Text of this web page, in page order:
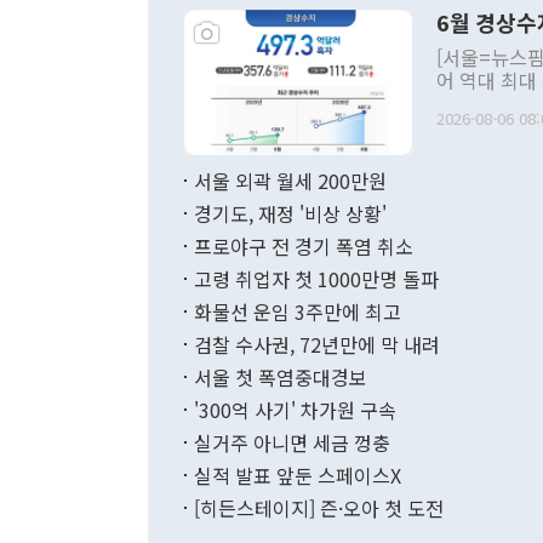
주의적 희망
관의 대북
관 부처 장
관의 무리한
다. [정동영 통일부 장관이 지난달 23일 오후 서울 종로구 정부서울청사에
무너졌다고
함께 4자 대
"우리의 선
6월 경상
[서울=뉴스
어 역대 최
료=한국은행] 한국은행이 6일 발표한 '2026년 6월 국제수지(잠정)'
며 월간 기
196.9% 급
수출은
기록했지만
로 전환됐다.
2026-08-06
서울 외곽 월세 200만원
경기도, 재정 '비상 상황'
프로야구 전 경기 폭염 취소
고령 취업자 첫 1000만명 돌파
화물선 운임 3주만에 최고
검찰 수사권, 72년만에 막 내려
서울 첫 폭염중대경보
'300억 사기' 차가원 구속
실거주 아니면 세금 껑충
실적 발표 앞둔 스페이스X
[히든스테이지] 즌·오아 첫 도전